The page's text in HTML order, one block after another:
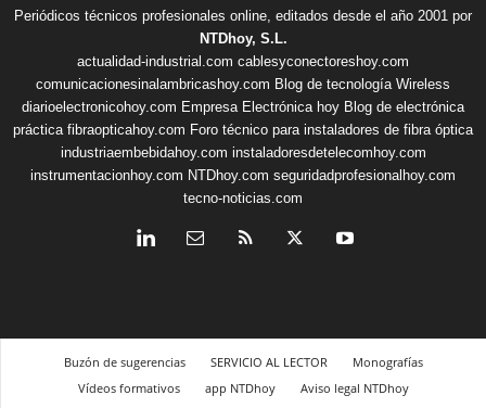
Periódicos técnicos profesionales online, editados desde el año 2001 por
NTDhoy, S.L.
actualidad-industrial.com cablesyconectoreshoy.com
comunicacionesinalambricashoy.com Blog de tecnología Wireless
diarioelectronicohoy.com Empresa Electrónica hoy Blog de electrónica
práctica fibraopticahoy.com Foro técnico para instaladores de fibra óptica
industriaembebidahoy.com instaladoresdetelecomhoy.com
instrumentacionhoy.com NTDhoy.com seguridadprofesionalhoy.com
tecno-noticias.com
Buzón de sugerencias SERVICIO AL LECTOR
Monografías
Vídeos formativos
app NTDhoy Aviso legal NTDhoy